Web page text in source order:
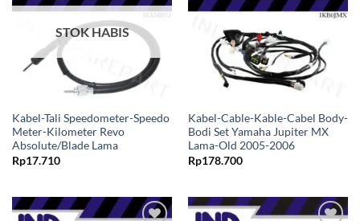
STOK HABIS
Kabel-Tali Speedometer-Speedo
Meter-Kilometer Revo
Absolute/Blade Lama
Rp17.710
Kabel-Cable-Kable-Cabel Body-
Bodi Set Yamaha Jupiter MX
Lama-Old 2005-2006
Rp178.700